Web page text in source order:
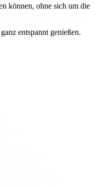
können, ohne sich um die
entspannt genießen.